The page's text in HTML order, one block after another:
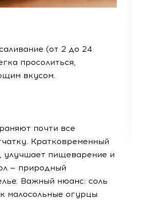
(от 2 до 24
просолиться,
вкусом.
почти все
Кратковременный
улучшает пищеварение и
— природный
Важный нюанс: соль
малосольные огурцы